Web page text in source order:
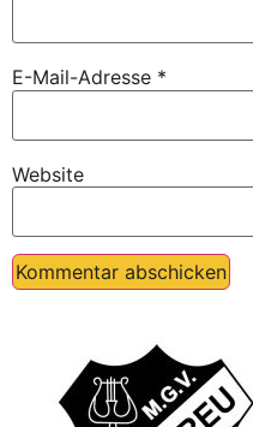
E-Mail-Adresse *
Website